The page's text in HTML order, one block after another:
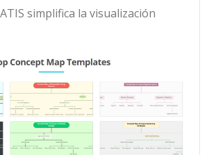
simplifica la visualización